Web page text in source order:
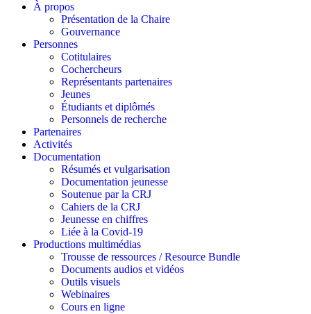
À propos
Présentation de la Chaire
Gouvernance
Personnes
Cotitulaires
Cochercheurs
Représentants partenaires
Jeunes
Étudiants et diplômés
Personnels de recherche
Partenaires
Activités
Documentation
Résumés et vulgarisation
Documentation jeunesse
Soutenue par la CRJ
Cahiers de la CRJ
Jeunesse en chiffres
Liée à la Covid-19
Productions multimédias
Trousse de ressources / Resource Bundle
Documents audios et vidéos
Outils visuels
Webinaires
Cours en ligne